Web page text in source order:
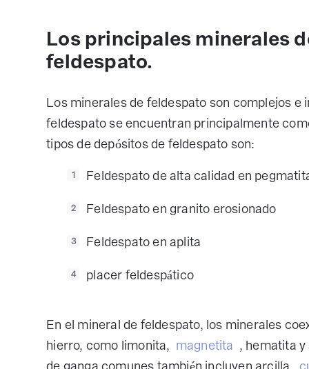
Los principales minerales
feldespato.
Los minerales de feldespato son complejos
feldespato se encuentran principalmente
tipos de depósitos de feldespato son:
1 Feldespato de alta calidad en
2 Feldespato en granito erosionado
3 Feldespato en aplita
4 placer feldespático
En el mineral de feldespato, los minerales
hierro, como limonita, magnetita , hematita
de ganga comunes también incluyen arcilla,